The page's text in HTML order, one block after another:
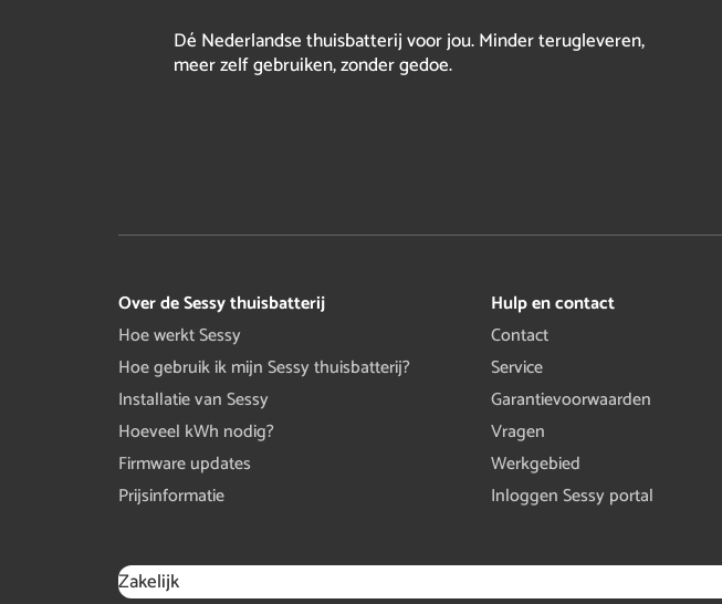
Dé Nederlandse thuisbatterij voor jou. Minder terugleveren,
meer zelf gebruiken, zonder gedoe.
Over de Sessy thuisbatterij
Hoe werkt Sessy
Hoe gebruik ik mijn Sessy thuisbatterij?
Installatie van Sessy
Hoeveel kWh nodig?
Firmware updates
Prijsinformatie
Hulp en contact
Contact
Service
Garantievoorwaarden
Vragen
Werkgebied
Inloggen Sessy portal
Zakelijk